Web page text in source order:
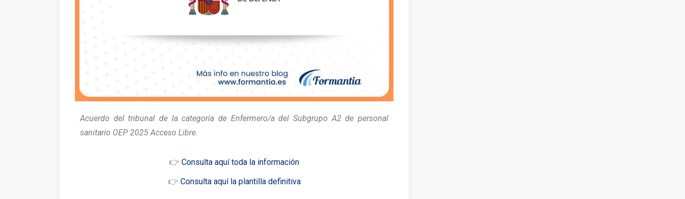
Acuerdo del tribunal de la categoría de Enfermero/a del Subgrupo A2 de personal
sanitario OEP 2025 Acceso Libre.
👉 Consulta aquí toda la información
👉 Consulta aquí la plantilla definitiva